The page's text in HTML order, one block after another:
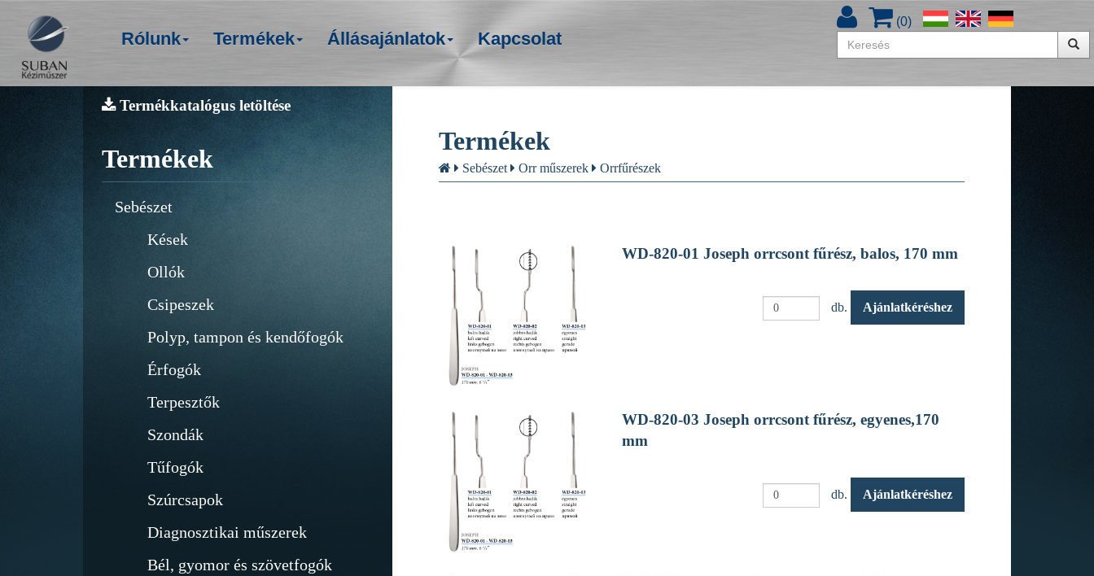
Rólunk Termékek Állásajánlatok Kapcsolat
(0)
Termékkatalógus letöltése
Termékek
Sebészet
Kések
Ollók
Csipeszek
Polyp, tampon és kendőfogók
Érfogók
Terpesztők
Szondák
Tűfogók
Szúrcsapok
Diagnosztikai műszerek
Bél, gyomor és szövetfogók
Termékek
Sebészet Orr műszerek Orrfűrészek
WD-820-01 Joseph orrcsont fűrész, balos, 170 mm
db. Ajánlatkéréshez
WD-820-03 Joseph orrcsont fűrész, egyenes,170
mm
db. Ajánlatkéréshez